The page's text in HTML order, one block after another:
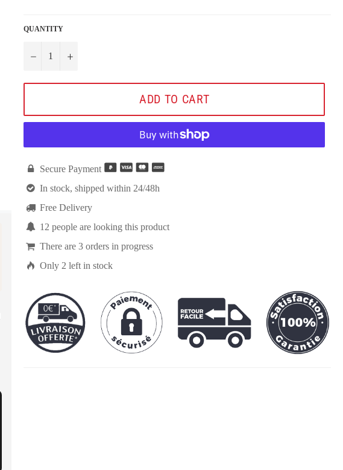
QUANTITY
− +
ADD TO CART
 Secure Payment
 In stock, shipped within 24/48h
 Free Delivery
 12 people are looking this product
 There are 3orders in progress
 Only 2 left in stock